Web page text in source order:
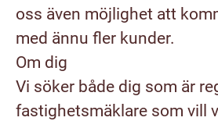
oss även möjlighet att
med ännu fler kunder.
Om dig
Vi söker både dig som är
fastighetsmäklare som vill